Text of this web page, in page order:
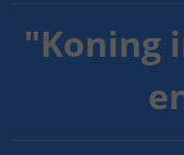
"Koning